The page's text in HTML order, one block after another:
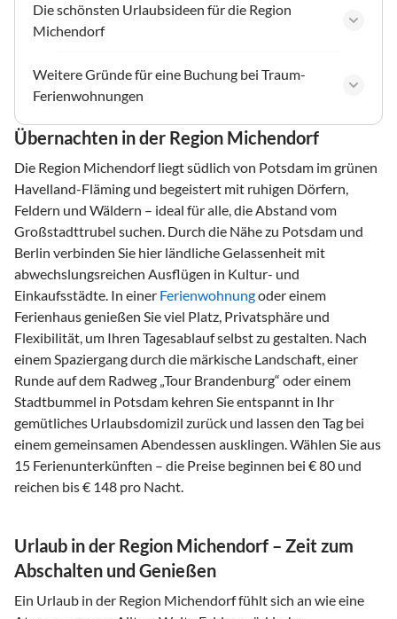
Die schönsten Urlaubsideen für die Region
Michendorf
Weitere Gründe für eine Buchung bei Traum-
Ferienwohnungen
Übernachten in der Region Michendorf
Die Region Michendorf liegt südlich von Potsdam im grünen
Havelland-Fläming und begeistert mit ruhigen Dörfern,
Feldern und Wäldern – ideal für alle, die Abstand vom
Großstadttrubel suchen. Durch die Nähe zu Potsdam und
Berlin verbinden Sie hier ländliche Gelassenheit mit
abwechslungsreichen Ausflügen in Kultur- und
Einkaufsstädte. In einer Ferienwohnungoder einem
Ferienhaus genießen Sie viel Platz, Privatsphäre und
Flexibilität, um Ihren Tagesablauf selbst zu gestalten. Nach
einem Spaziergang durch die märkische Landschaft, einer
Runde auf dem Radweg „Tour Brandenburg“ oder einem
Stadtbummel in Potsdam kehren Sie entspannt in Ihr
gemütliches Urlaubsdomizil zurück und lassen den Tag bei
einem gemeinsamen Abendessen ausklingen. Wählen Sie aus
15 Ferienunterkünften – die Preise beginnen bei € 80 und
reichen bis € 148 pro Nacht.
Urlaub in der Region Michendorf – Zeit zum
Abschalten und Genießen
Ein Urlaub in der Region Michendorf fühlt sich an wie eine